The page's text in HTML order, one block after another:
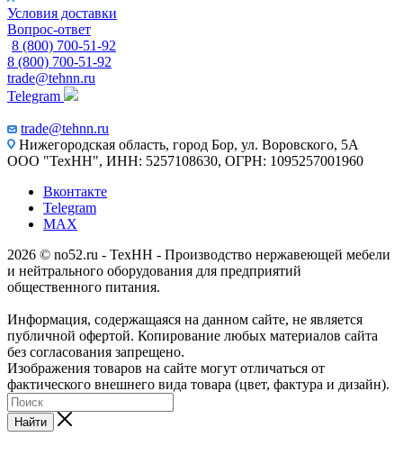
Условия доставки
Вопрос-ответ
8 (800) 700-51-92
8 (800) 700-51-92
trade@tehnn.ru
Telegram
trade@tehnn.ru
Нижегородская область, город Бор, ул. Воровского, 5А
ООО "ТехНН", ИНН: 5257108630, ОГРН: 1095257001960
Вконтакте
Telegram
MAX
2026 © no52.ru - ТехНН - Производство нержавеющей мебели
и нейтрального оборудования для предприятий
общественного питания.
Информация, содержащаяся на данном сайте, не является
публичной офертой. Копирование любых материалов сайта
без согласования запрещено.
Изображения товаров на сайте могут отличаться от
фактического внешнего вида товара (цвет, фактура и дизайн).
Найти